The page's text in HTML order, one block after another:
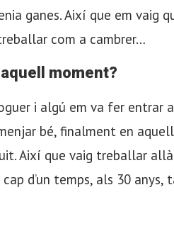
ganes. Així que em vaig
com a cambrer…
moment?
i algú em va fer entrar
bé, finalment en
Així que vaig treballar
d’un temps, als 30 anys,